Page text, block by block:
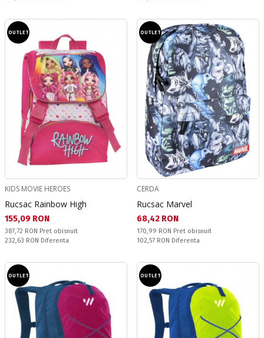
OUTLET
KIDS MOVIE HEROES
Rucsac Rainbow High
Текуща цена:
155,09 RON
Pret obisnuit:
387,72 RON Pret obisnuit
Спестявате:
232,63 RON Diferenta
OUTLET
CERDA
Rucsac Marvel
Текуща цена:
68,42 RON
Pret obisnuit:
170,99 RON Pret obisnuit
Спестявате:
102,57 RON Diferenta
OUTLET OUTLET